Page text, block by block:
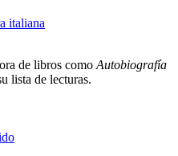
italiana
de libros como Autobiografía
lista de lecturas.